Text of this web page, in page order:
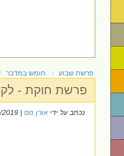
פרשת שבוע חומש במדבר
פרשת חוקת -
נכתב על ידי אורן מס | 5/7/2019